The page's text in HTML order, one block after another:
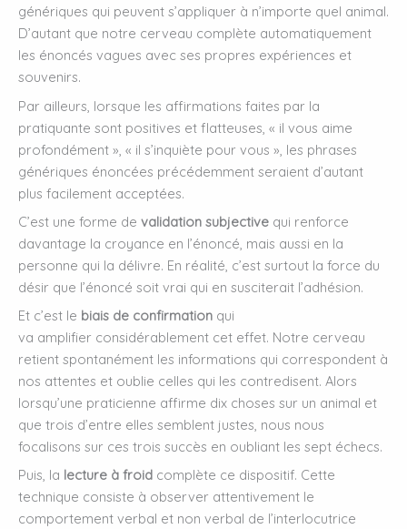
génériques qui peuvent s’appliquer à n’importe quel animal.
D’autant que notre cerveau complète automatiquement
les énoncés vagues avec ses propres expériences et
souvenirs.
Par ailleurs, lorsque les affirmations faites par la
pratiquante sont positives et flatteuses, « il vous aime
profondément », « il s’inquiète pour vous », les phrases
génériques énoncées précédemment seraient d’autant
plus facilement acceptées.
C’est une forme de validation subjective qui renforce
davantage la croyance en l’énoncé, mais aussi en la
personne qui la délivre. En réalité, c’est surtout la force du
désir que l’énoncé soit vrai qui en susciterait l’adhésion.
Et c’est le biais de confirmation qui
va amplifier considérablement cet effet. Notre cerveau
retient spontanément les informations qui correspondent à
nos attentes et oublie celles qui les contredisent. Alors
lorsqu’une praticienne affirme dix choses sur un animal et
que trois d’entre elles semblent justes, nous nous
focalisons sur ces trois succès en oubliant les sept échecs.
Puis, la lecture à froid complète ce dispositif. Cette
technique consiste à observer attentivement le
comportement verbal et non verbal de l’interlocutrice